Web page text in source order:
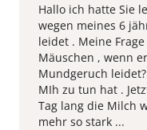
Hallo ich hatte Sie
wegen meines 6
leidet . Meine
Mäuschen , wenn
Mundgeruch
MIh zu tun hat .
Tag lang die Milch
mehr so stark ...